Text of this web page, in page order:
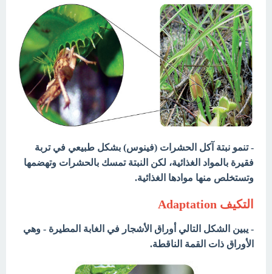
-تنمو نبتة آكل الحشرات (فينوس) بشكل طبيعي في تربة
فقيرة بالمواد الغذائية، لكن النبتة تمسك بالحشرات وتهضمها
وتستخلص منها موادها الغذائية.
التكيف Adaptation
- يبين الشكل التالي أوراق الأشجار في الغابة المطيرة - وهي
الأوراق ذات القمة الناقطة.